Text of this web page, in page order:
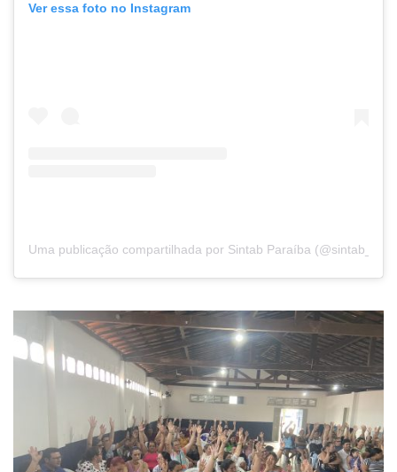
Ver essa foto no Instagram
Uma publicação compartilhada por Sintab Paraíba (@sintab_pb)